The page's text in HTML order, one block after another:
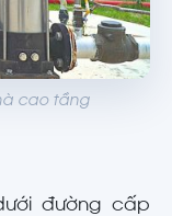
cao tầng
đường cấp